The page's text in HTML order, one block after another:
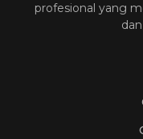
profesional yang